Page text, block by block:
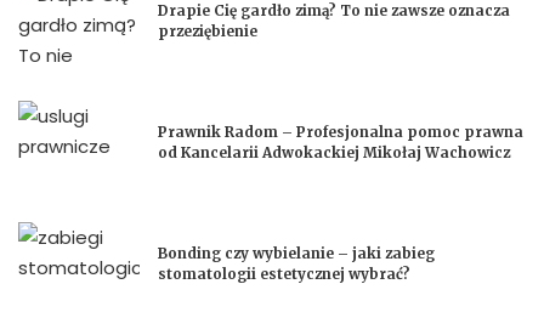
Drapie Cię gardło zimą? To nie zawsze oznacza
przeziębienie
Prawnik Radom – Profesjonalna pomoc prawna
od Kancelarii Adwokackiej Mikołaj Wachowicz
Bonding czy wybielanie – jaki zabieg
stomatologii estetycznej wybrać?